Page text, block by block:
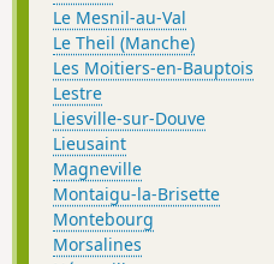
Le Mesnil-au-Val
Le Theil (Manche)
Les Moitiers-en-Bauptois
Lestre
Liesville-sur-Douve
Lieusaint
Magneville
Montaigu-la-Brisette
Montebourg
Morsalines